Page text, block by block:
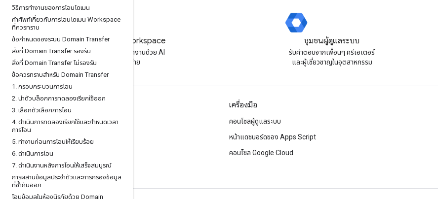
วิธีการทำงานของการโอนโดเมน
คำศัพท์เกี่ยวกับการโอนโดเมน Workspace
ที่ควรทราบ
ข้อกำหนดของระบบ Domain Transfer
สิ่งที่ Domain Transfer รองรับ
สิ่งที่ Domain Transfer ไม่รองรับ
ข้อควรทราบสำหรับ Domain Transfer
1 . กรอบกระบวนการโอน
2. นำตัวบล็อกการทดลองเรียกใช้ออก
3. เลือกตัวเลือกการโอน
4. ดำเนินการทดลองเรียกใช้และกำหนดเวลา
การโอน
5. ทำงานก่อนการโอนให้เรียบร้อย
6. ดำเนินการโอน
7. ดำเนินงานหลังการโอนให้เสร็จสมบูรณ์
การผสานข้อมูลประจำตัวและการกรองข้อมูล
ที่ซ้ำกันออก
โอนข้อมูลในห้องนิรภัยด้วย Domain
ลองใช้ Google Workspace
เพิ่มประสิทธิภาพการทำงานด้วย AI
โดยไม่มีค่าใช้จ่าย
ชุมชนผู้ดูแลระบบ
รับคําตอบจากเพื่อนๆ ครีเอเตอร์
และผู้เชี่ยวชาญในอุตสาหกรรม
เอกสารประกอบและการฝึกอบรม
ศูนย์ช่วยเหลือ
คู่มือนักพัฒนาซอฟต์แวร์
ศูนย์การเรียนรู้
ทักษะการใช้ Google
เครื่องมือ
คอนโซลผู้ดูแลระบบ
หน้าแดชบอร์ดของ Apps Script
คอนโซล Google Cloud